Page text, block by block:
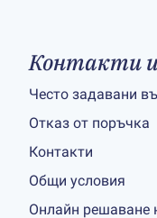
Контакти
Често задавани
Отказ от поръчка
Контакти
Общи условия
Онлайн решаване